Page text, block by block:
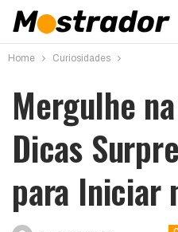
Home Curiosidades
Mergulhe
Dicas
para Iniciar